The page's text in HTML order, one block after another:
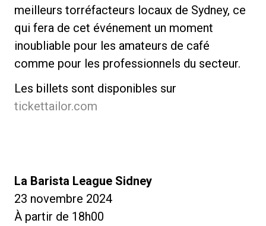
meilleurs torréfacteurs locaux de Sydney, ce
qui fera de cet événement un moment
inoubliable pour les amateurs de café
comme pour les professionnels du secteur.
Les billets sont disponibles sur
tickettailor.com
La Barista League Sidney
23 novembre 2024
À partir de 18h00